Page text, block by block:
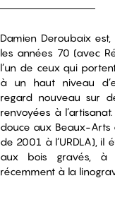
Damien Deroubaix
les années 70 (avec
l’un de ceux qui
à un haut niveau
regard nouveau sur
renvoyées à
douce aux Beaux-Arts
de 2001 à l’URDLA),
aux bois gravés,
récemment à la